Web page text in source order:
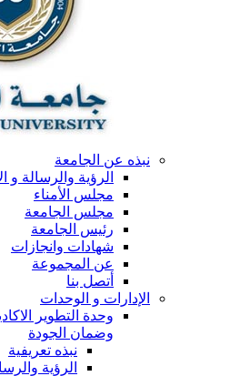
نبذه عن الجامعة
الرؤية والرسالة و
مجلس الأمناء
مجلس الجامعة
رئيس الجامعة
شهادات وانجازات
عن المجموعة
أتصل بنا
الإدارات و الوحدات
وحدة التطوير
وضمان الجودة
نبذه تعريفية
الرؤية